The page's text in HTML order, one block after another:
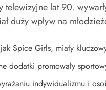
lat 90.
duży wpływ na
Spice Girls, miały
dodatki promowały
indywidualizmu i